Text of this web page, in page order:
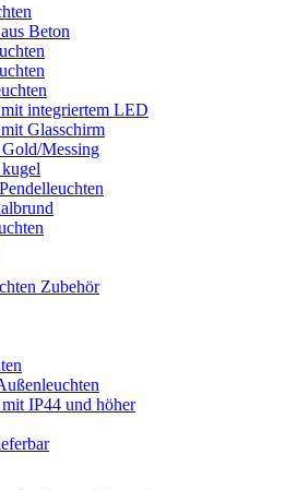
Beton
integriertem LED
Glasschirm
Messing
Zubehör
IP44 und höher